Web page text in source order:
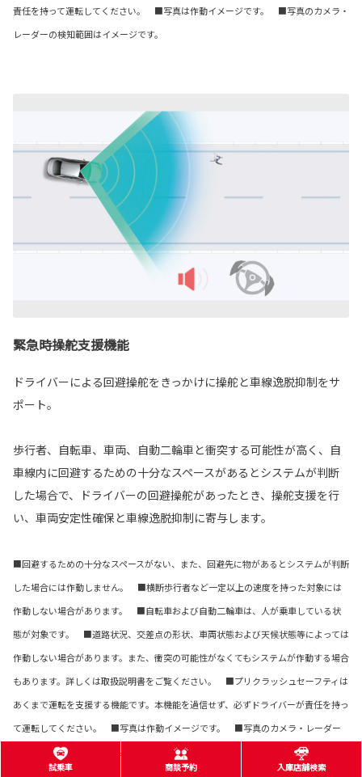
責任を持って運転してください。 ■写真は作動イメージです。 ■写真のカメラ・
レーダーの検知範囲はイメージです。
緊急時操舵支援機能
ドライバーによる回避操舵をきっかけに操舵と車線逸脱抑制をサ
ポート。
歩行者、自転車、車両、自動二輪車と衝突する可能性が高く、自
車線内に回避するための十分なスペースがあるとシステムが判断
した場合で、ドライバーの回避操舵があったとき、操舵支援を行
い、車両安定性確保と車線逸脱抑制に寄与します。
■回避するための十分なスペースがない、また、回避先に物があるとシステムが判断
した場合には作動しません。 ■横断歩行者など一定以上の速度を持った対象には
作動しない場合があります。 ■自転車および自動二輪車は、人が乗車している状
態が対象です。 ■道路状況、交差点の形状、車両状態および天候状態等によっては
作動しない場合があります。また、衝突の可能性がなくてもシステムが作動する場合
もあります。詳しくは取扱説明書をご覧ください。 ■プリクラッシュセーフティは
あくまで運転を支援する機能です。本機能を過信せず、必ずドライバーが責任を持っ
て運転してください。 ■写真は作動イメージです。 ■写真のカメラ・レーダー
の検知範囲はイメージです。
試乗車 商談予約 入庫店舗検索